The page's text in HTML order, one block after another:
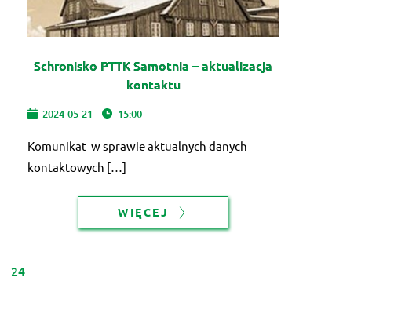
Schronisko PTTK Samotnia – aktualizacja
kontaktu
2024-05-21 15:00
Komunikat w sprawie aktualnych danych
kontaktowych […]
WIĘCEJ
24